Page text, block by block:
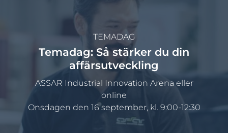
TEMADAG
Temadag: Så stärker du din
affärsutveckling
ASSAR Industrial Innovation Arena eller
online
Onsdagen den 16 september, kl. 9:00-12:30